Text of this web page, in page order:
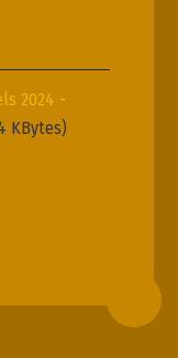
2024 -
KBytes)